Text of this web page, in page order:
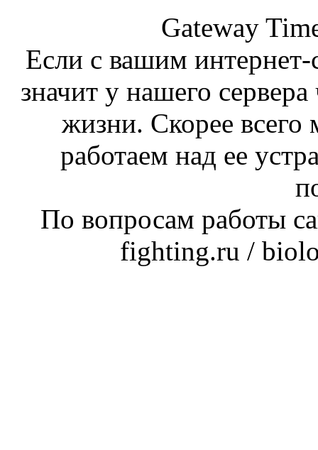
Gateway
Если с вашим интернет-
значит у нашего
жизни. Скорее
работаем над ее
По вопросам работы
fighting.ru /